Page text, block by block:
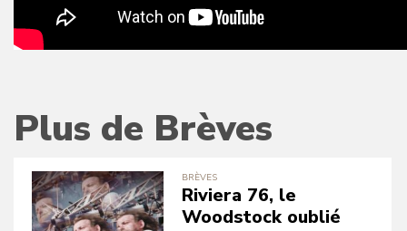
Plus de Brèves
BRÈVES
Riviera 76, le
Woodstock oublié